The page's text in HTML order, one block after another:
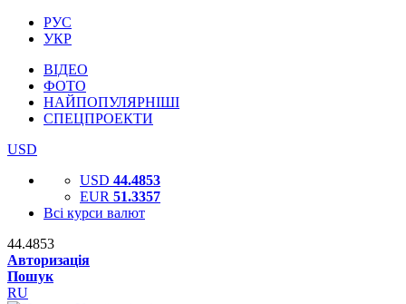
РУС
УКР
ВІДЕО
ФОТО
НАЙПОПУЛЯРНІШІ
СПЕЦПРОЕКТИ
USD
USD 44.4853
EUR 51.3357
Всі курси валют
44.4853
Авторизація
Пошук
RU